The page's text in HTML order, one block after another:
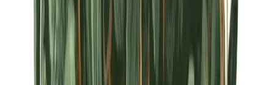
Sativa Strains Indica Strains Hybrid Strains